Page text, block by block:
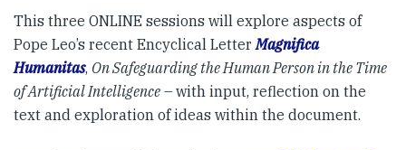
This three ONLINE sessions will explore aspects of
Pope Leo’s recent Encyclical LetterMagnifica
Humanitas, On Safeguarding the Human Person in the Time
of Artificial Intelligence – with input, reflection on the
text and exploration of ideas within the document.